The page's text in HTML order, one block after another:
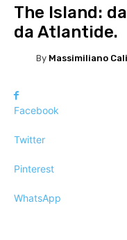
The Island:
da Atlantide.
By Massimiliano
Facebook
Twitter
Pinterest
WhatsApp